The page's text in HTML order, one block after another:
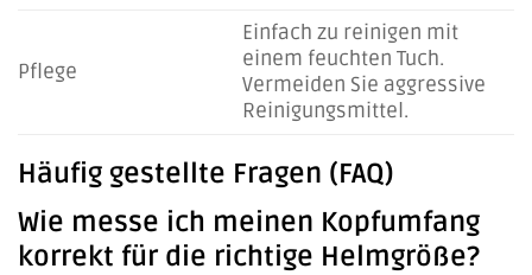
Pflege
Einfach zu reinigen mit
einem feuchten Tuch.
Vermeiden Sie aggressive
Reinigungsmittel.
Häufig gestellte Fragen (FAQ)
Wie messe ich meinen Kopfumfang
korrekt für die richtige Helmgröße?